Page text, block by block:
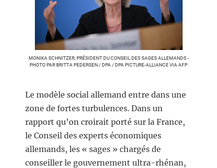
MONIKA SCHNITZER, PRÉSIDENT DU CONSEIL DES SAGES ALLEMANDS -
PHOTO PAR BRITTA PEDERSEN / DPA / DPA PICTURE-ALLIANCE VIA AFP
Le modèle social allemand entre dans une
zone de fortes turbulences. Dans un
rapport qu’on croirait porté sur la France,
le Conseil des experts économiques
allemands, les « sages » chargés de
conseiller le gouvernement ultra-rhénan,